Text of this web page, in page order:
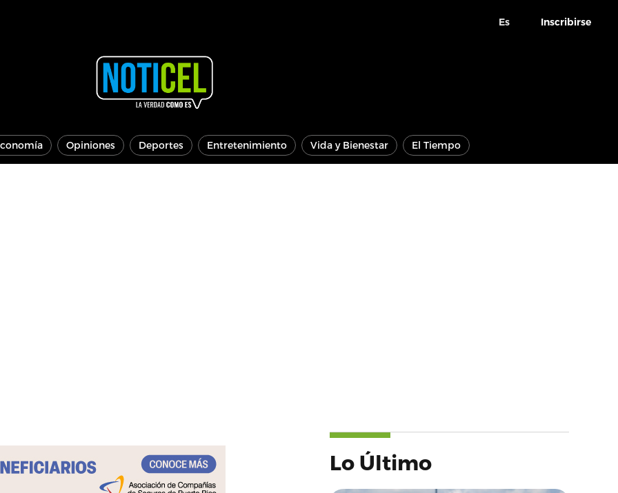
Es Inscribirse
Opiniones Deportes Entretenimiento Vida y Bienestar El Tiempo
Lo Último